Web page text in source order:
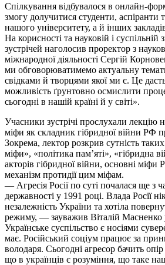
Спілкування відбувалося в онлайн-
змогу долучитися студенти, аспіранти
нашого університету, а й інших
На корисності та науковій і суспільній
зустрічей наголосив проректор з
міжнародної діяльності Сергій
ми обговорюватимемо актуальну
свідками й творцями якої ми є. Це
можливість ґрунтовно осмислити
сьогодні в нашій країні й у світі».
Учасники зустрічі прослухали лекцію
міфи як складник гібридної війни РФ
Зокрема, лектор розкрив сутність
міфи», «політика пам’яті», «гібридна
акторів гібридної війни, основні міфи
механізм протидії цим міфам.
— Агресія Росії по суті почалася ще з
державності у 1991 році. Влада Росії
незалежність України та хотіла
режиму, — зауважив Віталій Масненко
Українське суспільство є носіями
має. Російський соціум працює за
володаря. Сьогодні агресор бачить
що в українців є розуміння, що таке